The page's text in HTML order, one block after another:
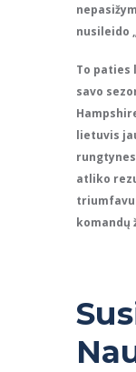
nusileido
To paties
savo
lietuvis
atliko
komandų